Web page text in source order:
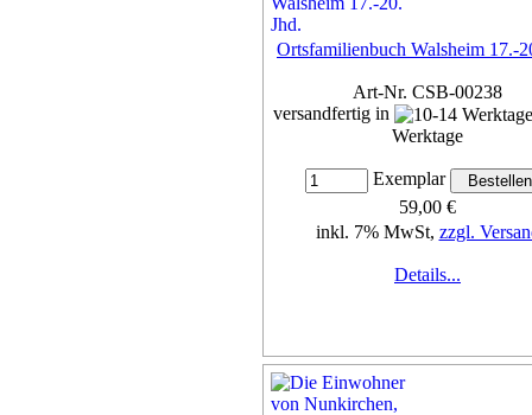
Ortsfamilienbuch Walsheim 17.-
Art-Nr. CSB-00238
versandfertig in
Werktage
Exemplar
59,00 €
inkl. 7% MwSt, zzgl.
Details...